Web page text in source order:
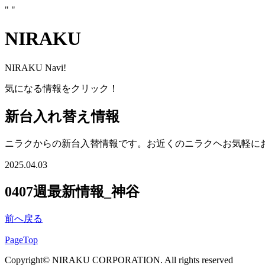
" "
NIRAKU
NIRAKU Navi!
気になる情報をクリック！
新台入れ替え情報
ニラクからの新台入替情報です。お近くのニラクヘお気軽に
2025.04.03
0407週最新情報_神谷
前へ戻る
PageTop
Copyright© NIRAKU CORPORATION. All rights reserved